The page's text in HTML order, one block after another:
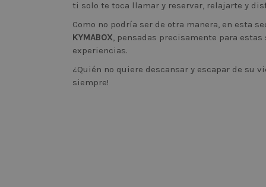
ti solo te toca llamar y reservar, relajarte y
Como no podría ser de otra manera, en esta
KYMABOX, pensadas precisamente para
experiencias.
¿Quién no quiere descansar y escapar de su
siempre!
cuenta. El sitio web no puede